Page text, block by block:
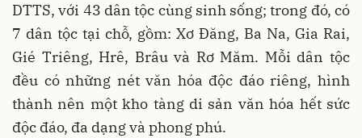
DTTS, với 43 dân tộc cùng sinh sống; trong đó, có
7 dân tộc tại chỗ, gồm: Xơ Đăng, Ba Na, Gia Rai,
Gié Triêng, Hrê, Brâu và Rơ Măm. Mỗi dân tộc
đều có những nét văn hóa độc đáo riêng, hình
thành nên một kho tàng di sản văn hóa hết sức
độc đáo, đa dạng và phong phú.